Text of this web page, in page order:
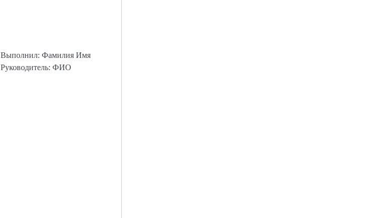
Выполнил: Фамилия Имя
Руководитель: ФИО